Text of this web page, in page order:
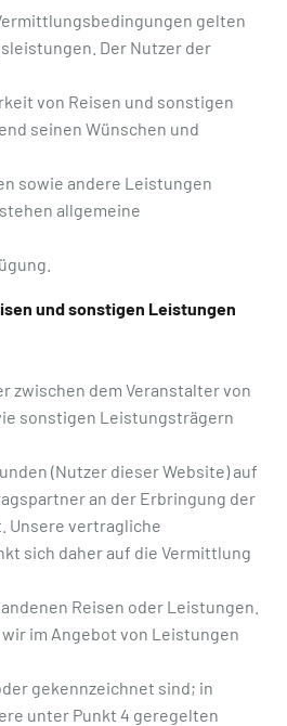
gelten
Der Nutzer der
von Reisen und sonstigen
seinen Wünschen und
sowie andere Leistungen
allgemeine
und sonstigen Leistungen
zwischen dem Veranstalter von
sonstigen Leistungsträgern
(Nutzer dieser Website) auf
an der Erbringung der
Unsere vertragliche
sich daher auf die Vermittlung
Reisen oder Leistungen.
im Angebot von Leistungen
gekennzeichnet sind; in
unter Punkt 4 geregelten